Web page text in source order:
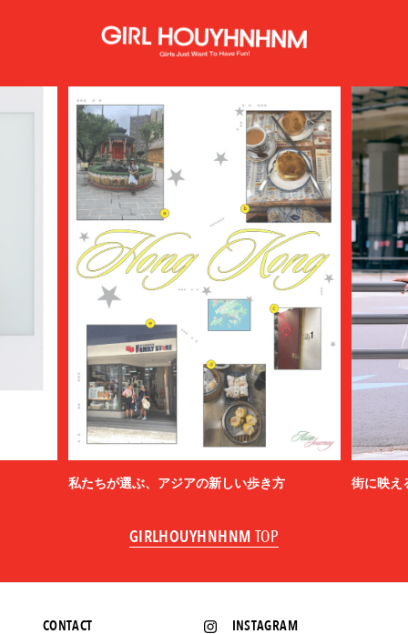
私たちが選ぶ、アジアの新しい歩き方 街に映え
GIRLHOUYHNHNM TOP
INSTAGRAM
CONTACT